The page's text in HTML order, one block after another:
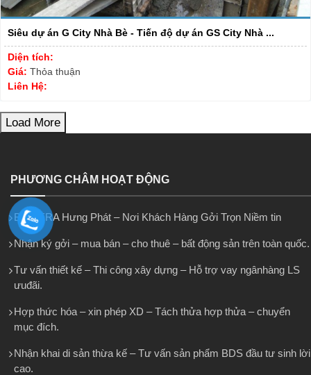
Siêu dự án G City Nhà Bè - Tiến độ dự án GS City Nhà ...
Diện tích:
Giá: Thỏa thuận
Liên Hệ:
Load More
PHƯƠNG CHÂM HOẠT ĐỘNG
BĐS ERA Hưng Phát – Nơi Khách Hàng Gởi Trọn Niềm tin
Nhận ký gởi – mua bán – cho thuê – bất động sản trên toàn quốc.
Tư vấn thiết kế – Thi công xây dựng – Hỗ trợ vay ngânhàng LS
ưuđãi.
Hợp thức hóa – xin phép XD – Tách thửa hợp thửa – chuyển
mục đích.
Nhận khai di sản thừa kế – Tư vấn sản phẩm BDS đầu tư sinh lời
cao.